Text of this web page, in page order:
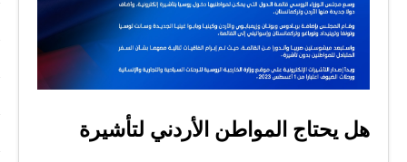
هل يحتاج المواطن الأردني لتأشيرة